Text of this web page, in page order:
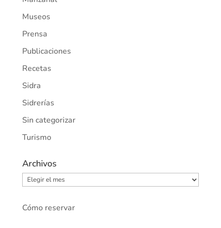
Museos
Prensa
Publicaciones
Recetas
Sidra
Sidrerías
Sin categorizar
Turismo
Archivos
Archivos
Cómo reservar